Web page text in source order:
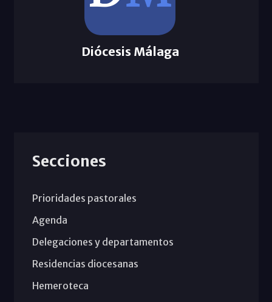
Diócesis Málaga
Secciones
Prioridades pastorales
Agenda
Delegaciones y departamentos
Residencias diocesanas
Hemeroteca